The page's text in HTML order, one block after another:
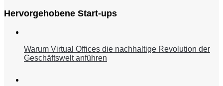
Hervorgehobene Start-ups
Warum Virtual Offices die nachhaltige Revolution der
Geschäftswelt anführen